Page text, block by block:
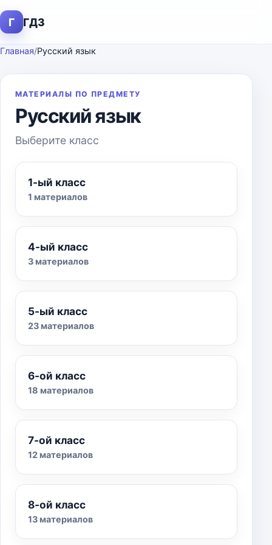
Г ГДЗ
Главная/Русский язык
МАТЕРИАЛЫ ПО ПРЕДМЕТУ
Русский язык
Выберите класс
1-ый класс
1 материалов
4-ый класс
3 материалов
5-ый класс
23 материалов
6-ой класс
18 материалов
7-ой класс
12 материалов
8-ой класс
13 материалов